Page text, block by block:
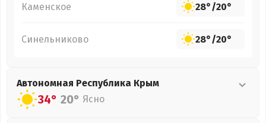
Каменское 28°/20°
Синельниково 28°/20°
Автономная Республика Крым
34° 20° Ясно